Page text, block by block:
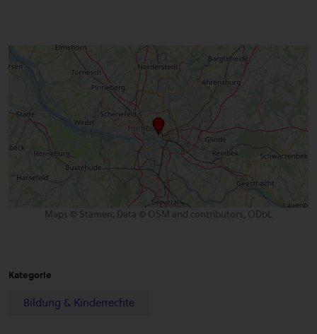
Maps © Stamen; Data © OSM and contributors, ODbL
Kategorie
Bildung & Kinderrechte